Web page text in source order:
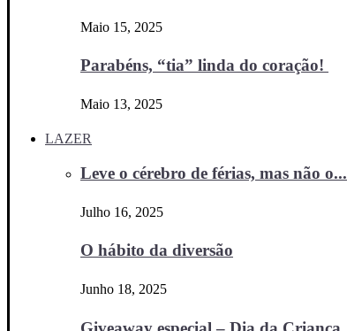
Maio 15, 2025
Parabéns, “tia” linda do coração!
Maio 13, 2025
LAZER
Leve o cérebro de férias, mas não o...
Julho 16, 2025
O hábito da diversão
Junho 18, 2025